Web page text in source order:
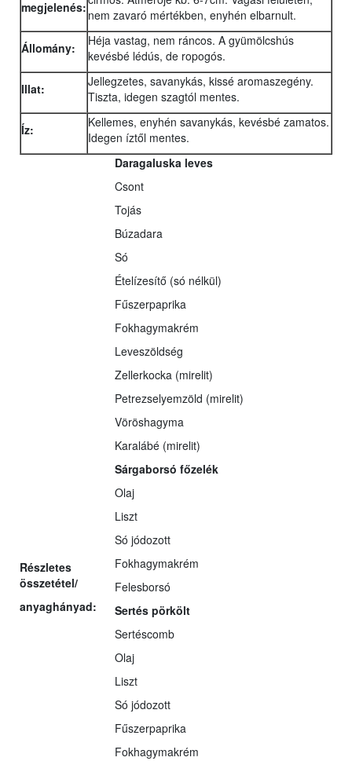
megjelenés: nem zavaró mértékben, enyhén elbarnult.
Állomány:
Héja vastag, nem ráncos. A gyümölcshús
kevésbé lédús, de ropogós.
Illat:
Jellegzetes, savanykás, kissé aromaszegény.
Tiszta, idegen szagtól mentes.
Íz:
Kellemes, enyhén savanykás, kevésbé zamatos.
Idegen íztől mentes.
Részletes
összetétel/
anyaghányad:
Daragaluska leves
Csont
Tojás
Búzadara
Só
Ételízesítő (só nélkül)
Fűszerpaprika
Fokhagymakrém
Leveszöldség
Zellerkocka (mirelit)
Petrezselyemzöld (mirelit)
Vöröshagyma
Karalábé (mirelit)
Sárgaborsó főzelék
Olaj
Liszt
Só jódozott
Fokhagymakrém
Felesborsó
Sertés pörkölt
Sertéscomb
Olaj
Liszt
Só jódozott
Fűszerpaprika
Fokhagymakrém